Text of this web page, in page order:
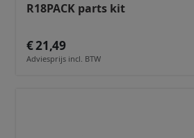
R18PACK parts kit
€ 21,49
Adviesprijs incl. BTW